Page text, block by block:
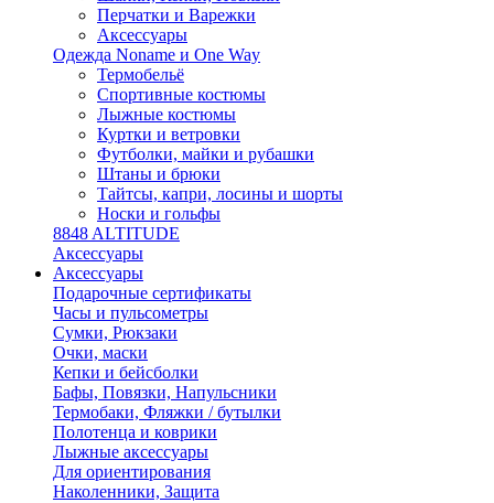
Перчатки и Варежки
Аксессуары
Одежда Noname и One Way
Термобельё
Спортивные костюмы
Лыжные костюмы
Куртки и ветровки
Футболки, майки и рубашки
Штаны и брюки
Тайтсы, капри, лосины и шорты
Носки и гольфы
8848 ALTITUDE
Аксессуары
Аксессуары
Подарочные сертификаты
Часы и пульсометры
Сумки, Рюкзаки
Очки, маски
Кепки и бейсболки
Бафы, Повязки, Напульсники
Термобаки, Фляжки / бутылки
Полотенца и коврики
Лыжные аксессуары
Для ориентирования
Наколенники, Защита